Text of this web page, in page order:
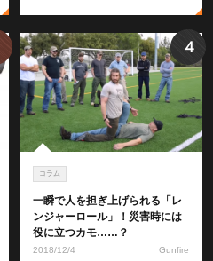
コラム
一瞬で人を担ぎ上げられる「レ
ンジャーロール」！災害時には
役に立つカモ……？
2018/12/4 Gunfire
4